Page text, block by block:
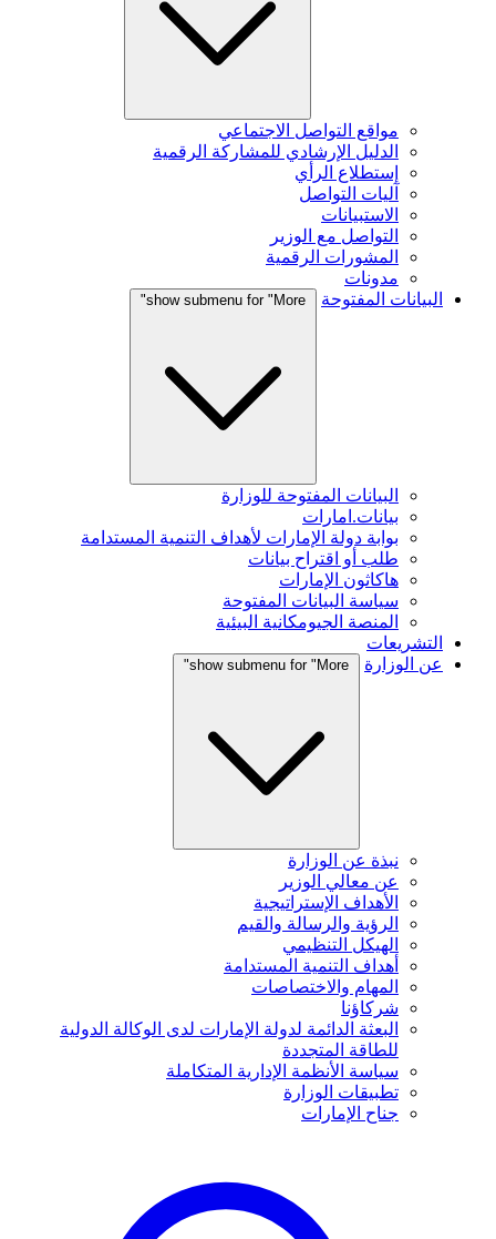
مواقع التواصل الاجتماعي
الدليل الإرشادي للمشاركة الرقمية
إستطلاع الرأي
آليات التواصل
الاستبيانات
التواصل مع الوزير
المشورات الرقمية
مدونات
البيانات المفتوحة
show submenu for "More"
البيانات المفتوحة للوزارة
بيانات.امارات
بوابة دولة الإمارات لأهداف التنمية المستدامة
طلب أو اقتراح بيانات
هاكاثون الإمارات
سياسة البيانات المفتوحة
المنصة الجيومكانية البيئية
التشريعات
عن الوزارة
show submenu for "More"
نبذة عن الوزارة
عن معالي الوزير
الأهداف الإستراتيجية
الرؤية والرسالة والقيم
الهيكل التنظيمي
أهداف التنمية المستدامة
المهام والاختصاصات
شركاؤنا
البعثة الدائمة لدولة الإمارات لدى الوكالة الدولية
للطاقة المتجددة
سياسة الأنظمة الإدارية المتكاملة
تطبيقات الوزارة
جناح الإمارات